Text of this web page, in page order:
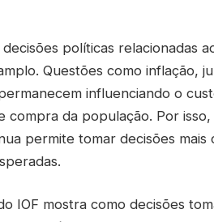
políticas relacionadas
Questões como inflação,
influenciando o
compra da população. Por
permite tomar decisões mais
IOF mostra como decisões